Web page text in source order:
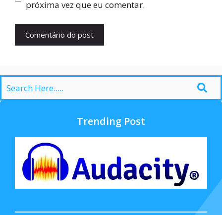
próxima vez que eu comentar.
Trending Post